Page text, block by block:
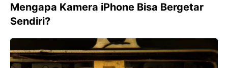
Mengapa Kamera iPhone Bisa Bergetar
Sendiri?